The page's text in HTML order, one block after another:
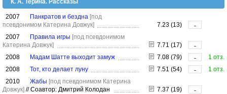
К. А. Терина. Рассказы
2007 Панкратов и бездна [под
псевдонимом Катерина Довжук]
7.23 (13)
-
2007
Правила игры [под псевдонимом
Катерина Довжук]
7.71 (17)
-
2008
Мадам Шатте выходит замуж 7.08 (79) -
1 отз.
2008
Тот, кто делает луну 7.51 (54) -
1 отз.
2010
Жабы [под псевдонимом Катерина
Довжук] //Соавтор: Дмитрий Колодан 7.37 (19)
-